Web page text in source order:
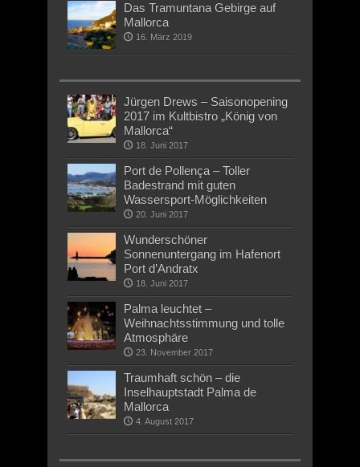
Das Tramuntana Gebirge auf
Mallorca
16. März 2019
Jürgen Drews – Saisonopening
2017 im Kultbistro „König von
Mallorca“
18. Juni 2017
Port de Pollença – Toller
Badestrand mit guten
Wassersport-Möglichkeiten
20. Juni 2017
Wunderschöner
Sonnenuntergang im Hafenort
Port d’Andratx
18. Juni 2017
Palma leuchtet –
Weihnachtsstimmung und tolle
Atmosphäre
23. November 2017
Traumhaft schön – die
Inselhauptstadt Palma de
Mallorca
4. August 2017